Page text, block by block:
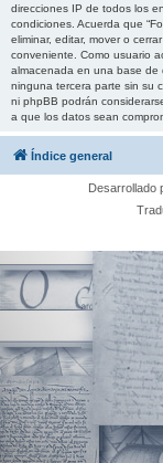
direcciones IP de todos los
condiciones. Acuerda que
eliminar, editar, mover o
conveniente. Como usuario
almacenada en una base de
ninguna tercera parte sin su
ni phpBB podrán
a que los datos sean
Índice general
Desarrollado